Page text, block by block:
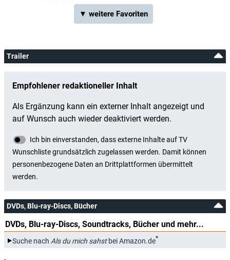
▼ weitere Favoriten
Trailer
DVDs, Blu-ray-Discs, Bücher
DVDs, Blu-ray-Discs, Soundtracks, Bücher und mehr...
Suche nach Als du mich sahstbei Amazon.de*